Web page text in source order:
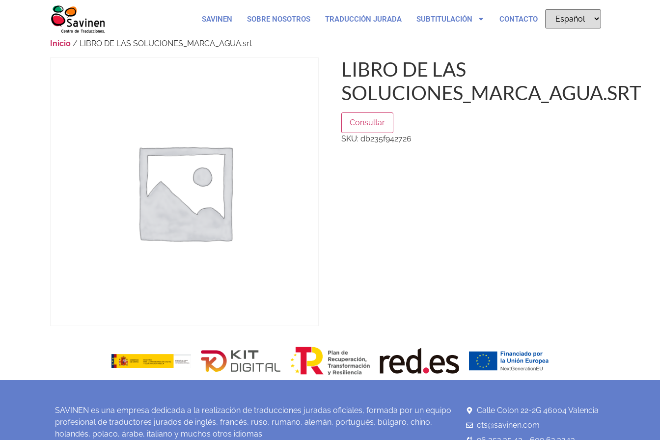
SAVINEN SOBRE NOSOTROS TRADUCCIÓN JURADA SUBTITULACIÓN CONTACTO
Inicio / LIBRO DE LAS SOLUCIONES_MARCA_AGUA.srt
LIBRO DE LAS
SOLUCIONES_MARCA_AGUA.SRT
Consultar
SKU: db235f942726
SAVINEN es una empresa dedicada a la realización de traducciones juradas oficiales, formada por un equipo
profesional de traductores jurados de inglés, francés, ruso, rumano, alemán, portugués, búlgaro, chino,
holandés, polaco, árabe, italiano y muchos otros idiomas
Calle Colon 22-2G 46004 Valencia
cts@savinen.com